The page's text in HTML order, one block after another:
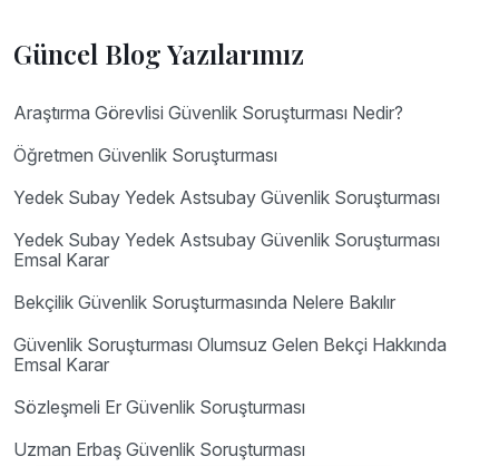
Güncel Blog Yazılarımız
Araştırma Görevlisi Güvenlik Soruşturması Nedir?
Öğretmen Güvenlik Soruşturması
Yedek Subay Yedek Astsubay Güvenlik Soruşturması
Yedek Subay Yedek Astsubay Güvenlik Soruşturması
Emsal Karar
Bekçilik Güvenlik Soruşturmasında Nelere Bakılır
Güvenlik Soruşturması Olumsuz Gelen Bekçi Hakkında
Emsal Karar
Sözleşmeli Er Güvenlik Soruşturması
Uzman Erbaş Güvenlik Soruşturması